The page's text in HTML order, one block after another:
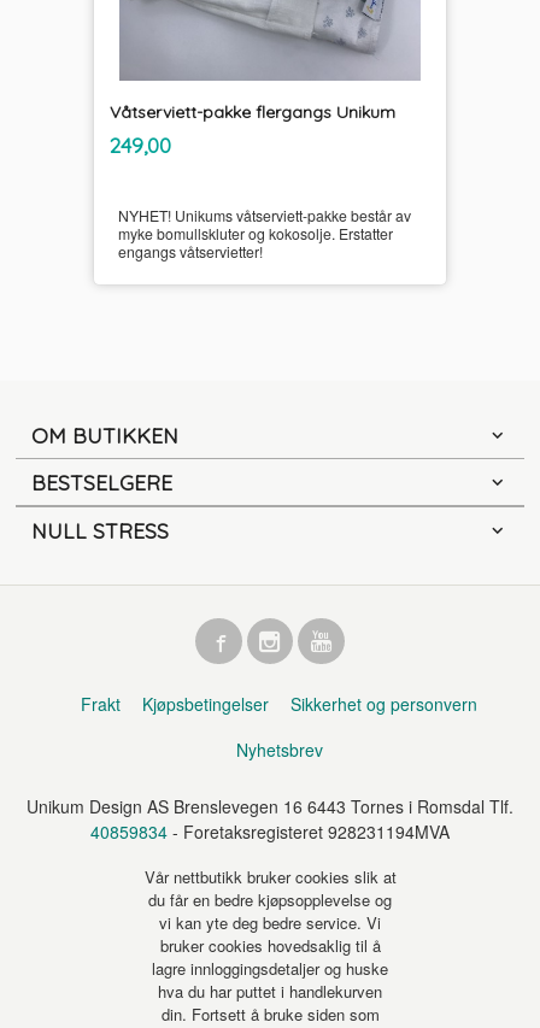
Våtserviett-pakke flergangs Unikum
Pris
249,00mva.
NYHET! Unikums våtserviett-pakke består av
myke bomullskluter og kokosolje. Erstatter
engangs våtservietter!
OM BUTIKKEN
BESTSELGERE
NULL STRESS
Frakt Kjøpsbetingelser
Sikkerhet og personvern
Nyhetsbrev
Unikum Design AS Brenslevegen 16 6443 Tornes i Romsdal Tlf.
40859834 - Foretaksregisteret 928231194MVA
Vår nettbutikk bruker cookies slik at
du får en bedre kjøpsopplevelse og
vi kan yte deg bedre service. Vi
bruker cookies hovedsaklig til å
lagre innloggingsdetaljer og huske
hva du har puttet i handlekurven
din. Fortsett å bruke siden som